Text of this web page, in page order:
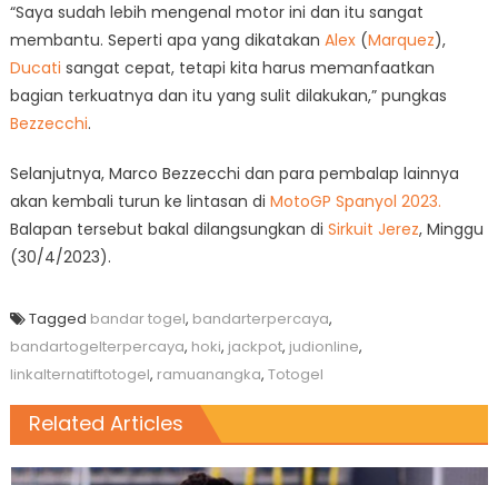
“Saya sudah lebih mengenal motor ini dan itu sangat
membantu. Seperti apa yang dikatakan Alex (Marquez),
Ducati sangat cepat, tetapi kita harus memanfaatkan
bagian terkuatnya dan itu yang sulit dilakukan,” pungkas
Bezzecchi.
Selanjutnya, Marco Bezzecchi dan para pembalap lainnya
akan kembali turun ke lintasan di MotoGP Spanyol 2023.
Balapan tersebut bakal dilangsungkan di Sirkuit Jerez, Minggu
(30/4/2023).
Tagged bandar togel, bandarterpercaya,
bandartogelterpercaya, hoki, jackpot, judionline,
linkalternatiftotogel, ramuanangka, Totogel
Related Articles